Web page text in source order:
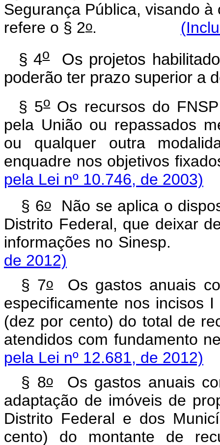
Segurança Pública, visando
refere o § 2o.
§ 4oOs projetos
poderão ter prazo superior a
§ 5oOs recursos do
pela União ou repassados
ou qualquer outra
enquadre nos
pela Lei nº 10.746, de 2003)
§ 6oNão se aplica o
Distrito Federal, que deixar
informações no
de 2012)
§ 7oOs gastos anuais
especificamente nos incisos
(dez por cento) do total de
atendidos com
pela Lei nº 12.681, de 2012)
§ 8oOs gastos anuais
adaptação de imóveis de
Distrito Federal e dos
cento) do montante de